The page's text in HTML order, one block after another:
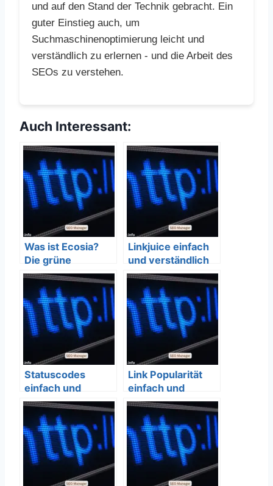
und auf den Stand der Technik gebracht. Ein
guter Einstieg auch, um
Suchmaschinenoptimierung leicht und
verständlich zu erlernen - und die Arbeit des
SEOs zu verstehen.
Auch Interessant:
Was ist Ecosia?
Die grüne
Suchmaschine
einfach erklärt
Linkjuice einfach
und verständlich
erklärt – SEO
Bedeutung
Statuscodes
einfach und
verständlich
erklärt – SEO
Bedeutung
Link Popularität
einfach und
verständlich
erklärt – SEO
Bedeutung